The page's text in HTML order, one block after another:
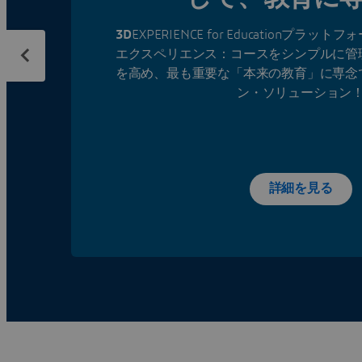
3DEXPERIENCE for Educationプラットフ
エクスペリエンス：コースをシンプルに
を高め、最も重要な「本来の教育」に専
ン・ソリューション
詳細を見る